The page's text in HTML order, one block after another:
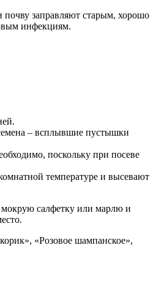
почву заправляют старым, хорошо
инфекциям.
– всплывшие пустышки
поскольку при посеве
температуре и высевают
мокрую салфетку или марлю и
«Розовое шампанское»,